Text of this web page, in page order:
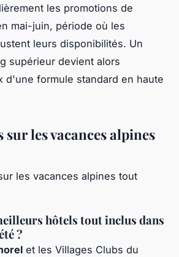
les promotions de
mai-juin, période où les
leurs disponibilités. Un
supérieur devient alors
d'une formule standard en haute
sur les vacances alpines
hôtels tout inclus dans
?
et les Villages Clubs du